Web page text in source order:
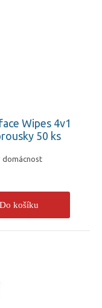
Wipes 4v1
50 ks
domácnost
Do košíku